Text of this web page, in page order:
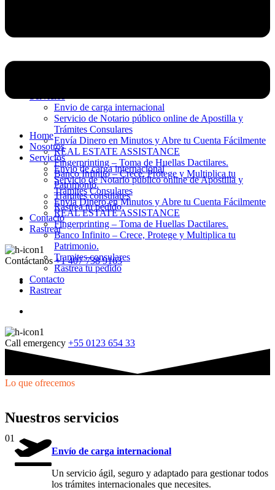
Envio de carga internacional
Servicio de Notario público online de Apostilla y
Trámites Consulares
Envía Dinero en Minutos y Abre tu Cuenta Fácilmente
REAL ESTATE ASSISTANCE
Fingerprinting – Toma de Huellas Dactilares.
Banco Infinito – Crece, Protege y Multiplica tu
Patrimonio.
Tramites consulares
Rastrea tu pedido
Contacto
Rastrear
Contáctanos +1 407 738 9163
Home
Nosotros
Servicios
Envio de carga internacional
Servicio de Notario público online de Apostilla y
Trámites Consulares
Envía Dinero en Minutos y Abre tu Cuenta Fácilmente
REAL ESTATE ASSISTANCE
Fingerprinting – Toma de Huellas Dactilares.
Banco Infinito – Crece, Protege y Multiplica tu
Patrimonio.
Tramites consulares
Rastrea tu pedido
Contacto
Rastrear
Call emergency +55 0123 654 33
Lo que ofrecemos
Nuestros servicios
01
Envío de carga internacional
Un servicio ágil, seguro y adaptado para gestionar todos
los trámites internacionales que necesites.